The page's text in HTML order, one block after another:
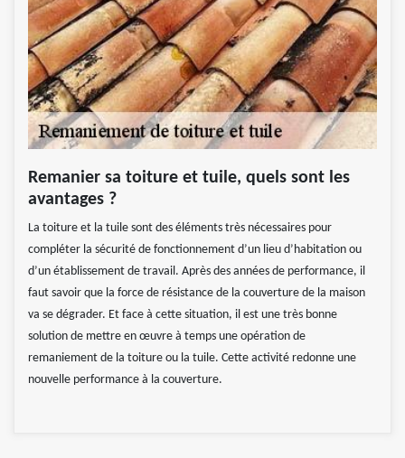
Remanier sa toiture et tuile, quels sont les
avantages ?
La toiture et la tuile sont des éléments très nécessaires pour
compléter la sécurité de fonctionnement d’un lieu d’habitation ou
d’un établissement de travail. Après des années de performance, il
faut savoir que la force de résistance de la couverture de la maison
va se dégrader. Et face à cette situation, il est une très bonne
solution de mettre en œuvre à temps une opération de
remaniement de la toiture ou la tuile. Cette activité redonne une
nouvelle performance à la couverture.